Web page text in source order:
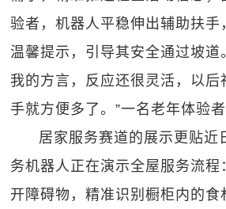
验者，机器人平稳伸出辅助扶手
温馨提示，引导其安全通过坡道
我的方言，反应还很灵活，以后
手就方便多了。”一名老年体验者
居家服务赛道的展示更贴近
务机器人正在演示全屋服务流程
开障碍物，精准识别橱柜内的食